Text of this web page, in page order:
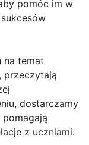
pomóc im w
na temat
przeczytają
dostarczamy
z uczniami.